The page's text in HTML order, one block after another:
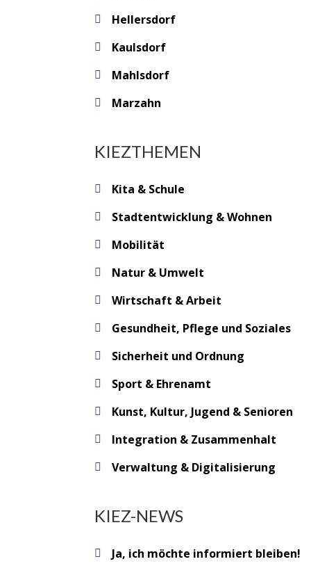
Hellersdorf
Kaulsdorf
Mahlsdorf
Marzahn
KIEZTHEMEN
Kita & Schule
Stadtentwicklung & Wohnen
Mobilität
Natur & Umwelt
Wirtschaft & Arbeit
Gesundheit, Pflege und Soziales
Sicherheit und Ordnung
Sport & Ehrenamt
Kunst, Kultur, Jugend & Senioren
Integration & Zusammenhalt
Verwaltung & Digitalisierung
KIEZ-NEWS
Ja, ich möchte informiert bleiben!